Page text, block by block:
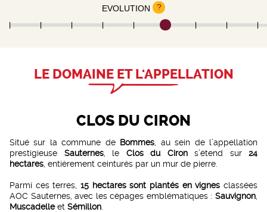
EVOLUTION ?
LE DOMAINE ET L'APPELLATION
CLOS DU CIRON
Situé sur la commune de Bommes , au sein de l’appellation
prestigieuse Sauternes, le Clos du Cirons’étend sur 24
hectares , entièrement ceinturés par un mur de pierre.
Parmi ces terres, 15 hectares sont plantés en vignes classées
AOC Sauternes, avec les cépages emblématiques : Sauvignon
Muscadelleet Sémillon